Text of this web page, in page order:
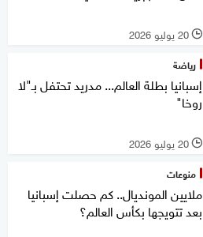
l 20 يوليو 2026
رياضة
إسبانيا بطلة العالم... مدريد تحتفل بـ"لا
روخا"
l 20 يوليو 2026
منوعات
ملايين المونديال.. كم حصلت إسبانيا
بعد تتويجها بكأس العالم؟